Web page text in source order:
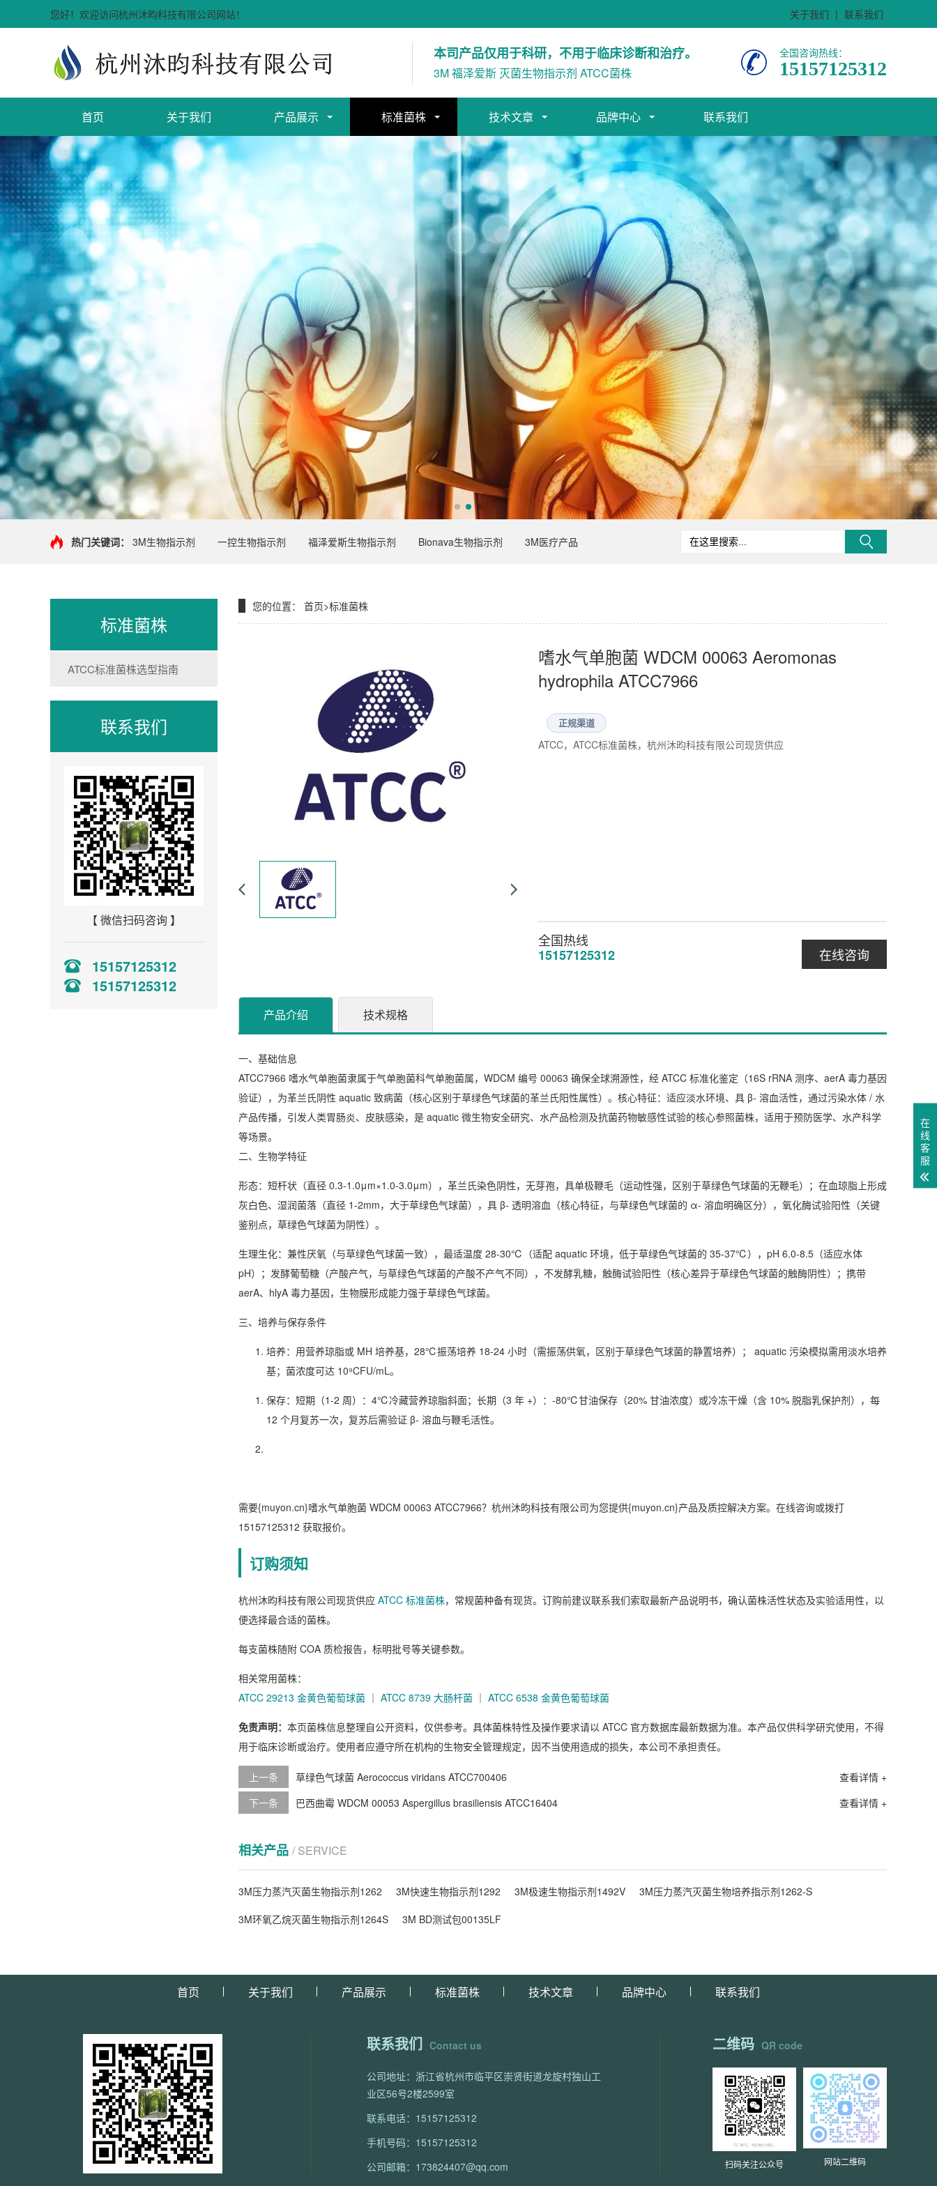
您好！欢迎访问杭州沐昀科技有限公司网站！ 关于我们 | 联系我们
本司产品仅用于科研，不用于临床诊断和治疗。
3M 福泽爱斯 灭菌生物指示剂 ATCC菌株
全国咨询热线：
15157125312
首页 关于我们 产品展示 标准菌株 技术文章 品牌中心 联系我们
热门关键词： 3M生物指示剂 一控生物指示剂 福泽爱斯生物指示剂 Bionava生物指示剂 3M医疗产品
标准菌株
ATCC标准菌株选型指南
联系我们
【 微信扫码咨询 】
15157125312
15157125312
您的位置： 首页>标准菌株
嗜水气单胞菌 WDCM 00063 Aeromonas
hydrophila ATCC7966
正规渠道
ATCC，ATCC标准菌株，杭州沐昀科技有限公司现货供应
在线咨询
全国热线
15157125312
产品介绍 技术规格
一、基础信息
ATCC7966 嗜水气单胞菌隶属于气单胞菌科气单胞菌属，WDCM 编号 00063 确保全球溯源性，经 ATCC 标准化鉴定（16S rRNA 测序、aerA 毒力基因
验证），为革兰氏阴性 aquatic 致病菌（核心区别于草绿色气球菌的革兰氏阳性属性）。核心特征：适应淡水环境、具 β- 溶血活性，通过污染水体 / 水
产品传播，引发人类胃肠炎、皮肤感染，是 aquatic 微生物安全研究、水产品检测及抗菌药物敏感性试验的核心参照菌株，适用于预防医学、水产科学
等场景。
二、生物学特征
形态：短杆状（直径 0.3-1.0μm×1.0-3.0μm），革兰氏染色阴性，无芽孢，具单极鞭毛（运动性强，区别于草绿色气球菌的无鞭毛）；在血琼脂上形成
灰白色、湿润菌落（直径 1-2mm，大于草绿色气球菌），具 β- 透明溶血（核心特征，与草绿色气球菌的 α- 溶血明确区分），氧化酶试验阳性（关键
鉴别点，草绿色气球菌为阴性）。
生理生化：兼性厌氧（与草绿色气球菌一致），最适温度 28-30℃（适配 aquatic 环境，低于草绿色气球菌的 35-37℃），pH 6.0-8.5（适应水体
pH）；发酵葡萄糖（产酸产气，与草绿色气球菌的产酸不产气不同），不发酵乳糖，触酶试验阳性（核心差异于草绿色气球菌的触酶阴性）；携带
aerA、hlyA 毒力基因，生物膜形成能力强于草绿色气球菌。
三、培养与保存条件
培养：用营养琼脂或 MH 培养基，28℃振荡培养 18-24 小时（需振荡供氧，区别于草绿色气球菌的静置培养）； aquatic 污染模拟需用淡水培养
基；菌浓度可达 10⁹CFU/mL。
保存：短期（1-2 周）：4℃冷藏营养琼脂斜面；长期（3 年 +）：-80℃甘油保存（20% 甘油浓度）或冷冻干燥（含 10% 脱脂乳保护剂），每
12 个月复苏一次，复苏后需验证 β- 溶血与鞭毛活性。
需要{muyon.cn}嗜水气单胞菌 WDCM 00063 ATCC7966？杭州沐昀科技有限公司为您提供{muyon.cn}产品及质控解决方案。在线咨询或拨打
15157125312 获取报价。
订购须知
杭州沐昀科技有限公司现货供应 ATCC 标准菌株，常规菌种备有现货。订购前建议联系我们索取最新产品说明书，确认菌株活性状态及实验适用性，以
便选择最合适的菌株。
每支菌株随附 COA 质检报告，标明批号等关键参数。
相关常用菌株：
ATCC 29213 金黄色葡萄球菌 ｜ ATCC 8739 大肠杆菌 ｜ ATCC 6538 金黄色葡萄球菌
免责声明： 本页菌株信息整理自公开资料，仅供参考。具体菌株特性及操作要求请以 ATCC 官方数据库最新数据为准。本产品仅供科学研究使用，不得
用于临床诊断或治疗。使用者应遵守所在机构的生物安全管理规定，因不当使用造成的损失，本公司不承担责任。
上一条 查看详情 +
草绿色气球菌 Aerococcus viridans ATCC700406
下一条
查看详情 +
巴西曲霉 WDCM 00053 Aspergillus brasiliensis ATCC16404
相关产品 / SERVICE
3M压力蒸汽灭菌生物指示剂1262 3M快速生物指示剂1292 3M极速生物指示剂1492V
3M压力蒸汽灭菌生物培养指示剂1262-S
3M环氧乙烷灭菌生物指示剂1264S
3M BD测试包00135LF
首页 关于我们 产品展示 标准菌株 技术文章 品牌中心 联系我们
联系我们 Contact us
公司地址：浙江省杭州市临平区崇贤街道龙旋村独山工
业区56号2楼2599室
联系电话：15157125312
手机号码：15157125312
公司邮箱：173824407@qq.com
二维码 QR code
扫码关注公众号 网站二维码
在
线
客
服